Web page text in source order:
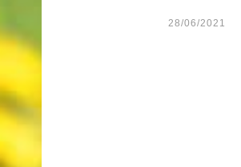
28/06/2021